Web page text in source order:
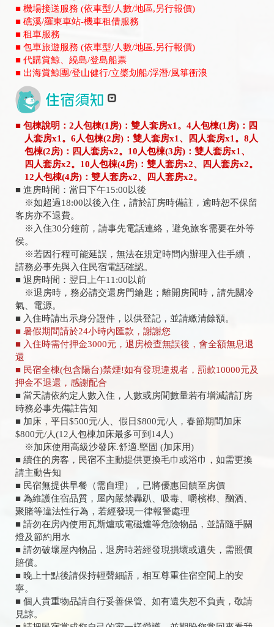
■ 機場接送服務 (依車型/人數/地區,另行報價)
■ 礁溪/羅東車站-機車租借服務
■ 租車服務
■ 包車旅遊服務 (依車型/人數/地區,另行報價)
■ 代購賞鯨、繞島/登島船票
■ 出海賞鯨團/登山健行/立槳划船/浮潛/風箏衝浪
■ 包棟說明：2人包棟(1房)：雙人套房x1。4人包棟(1房)：四
人套房x1。6人包棟(2房)：雙人套房x1、四人套房x1。8人
包棟(2房)：四人套房x2。10人包棟(3房)：雙人套房x1、
四人套房x2。10人包棟(4房)：雙人套房x2、四人套房x2。
12人包棟(4房)：雙人套房x2、四人套房x2。
■ 進房時間：當日下午15:00以後
※如超過18:00以後入住，請於訂房時備註，逾時恕不保留
客房亦不退費。
※入住30分鐘前，請事先電話連絡，避免旅客需要在外等
侯。
※若因行程可能延誤，無法在規定時間內辦理入住手續，
請務必事先與入住民宿電話確認。
■ 退房時間：翌日上午11:00以前
※退房時，務必請交還房門鑰匙；離開房間時，請先關冷
氣、電源。
■ 入住時請出示身分證件，以供登記，並請繳清餘額。
■ 暑假期間請於24小時內匯款，謝謝您
■ 入住時需付押金3000元，退房檢查無誤後，會全額無息退
還
■ 民宿全棟(包含陽台)禁煙!如有發現違規者，罰款10000元及
押金不退還，感謝配合
■ 當天請依約定人數入住，人數或房間數量若有增減請訂房
時務必事先備註告知
■ 加床，平日$500元/人、假日$800元/人，春節期間加床
$800元/人(12人包棟加床最多可到14人)
※加床使用高級沙發床.舒適.堅固 (加床用)
■ 續住的房客，民宿不主動提供更換毛巾或浴巾，如需更換
請主動告知
■ 民宿無提供早餐（需自理），已將優惠回饋至房價
■ 為維護住宿品質，屋內嚴禁轟趴、吸毒、嚼檳榔、酗酒、
聚賭等違法性行為，若經發現一律報警處理
■ 請勿在房內使用瓦斯爐或電磁爐等危險物品，並請隨手關
燈及節約用水
■ 請勿破壞屋內物品，退房時若經發現損壞或遺失，需照價
賠償。
■ 晚上十點後請保持輕聲細語，相互尊重住宿空間上的安
寧。
■ 個人貴重物品請自行妥善保管、如有遺失恕不負責，敬請
見諒。